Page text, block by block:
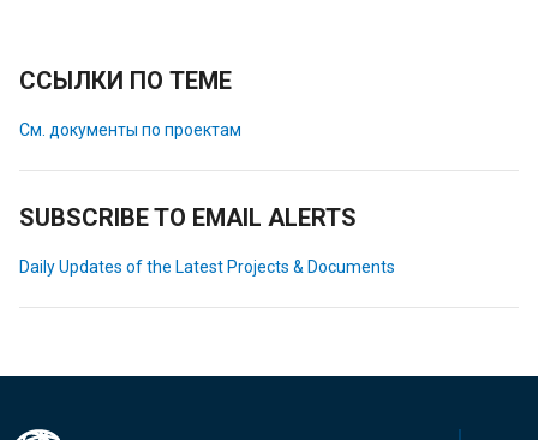
ССЫЛКИ ПО ТЕМЕ
См. документы по проектам
SUBSCRIBE TO EMAIL ALERTS
Daily Updates of the Latest Projects & Documents